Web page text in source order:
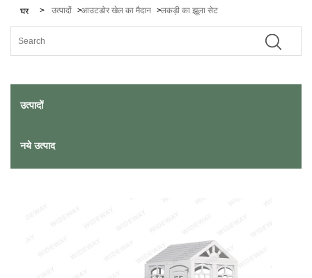
घर > उत्पादों >आउटडोर खेल का मैदान >लकड़ी का झूला सेट
उत्पादों
नये उत्पाद